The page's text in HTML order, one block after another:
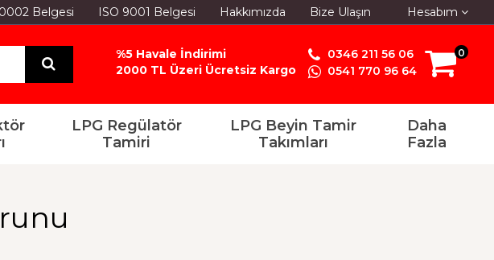
Belgesi ISO 9001 Belgesi Hakkımızda Bize Ulaşın Hesabım
%5 Havale İndirimi
2000 TL Üzeri Ücretsiz Kargo
0346 211 56 06
0541 770 96 64
0
LPG Regülatör
Tamiri
LPG Beyin Tamir
Takımları
Daha
Fazla